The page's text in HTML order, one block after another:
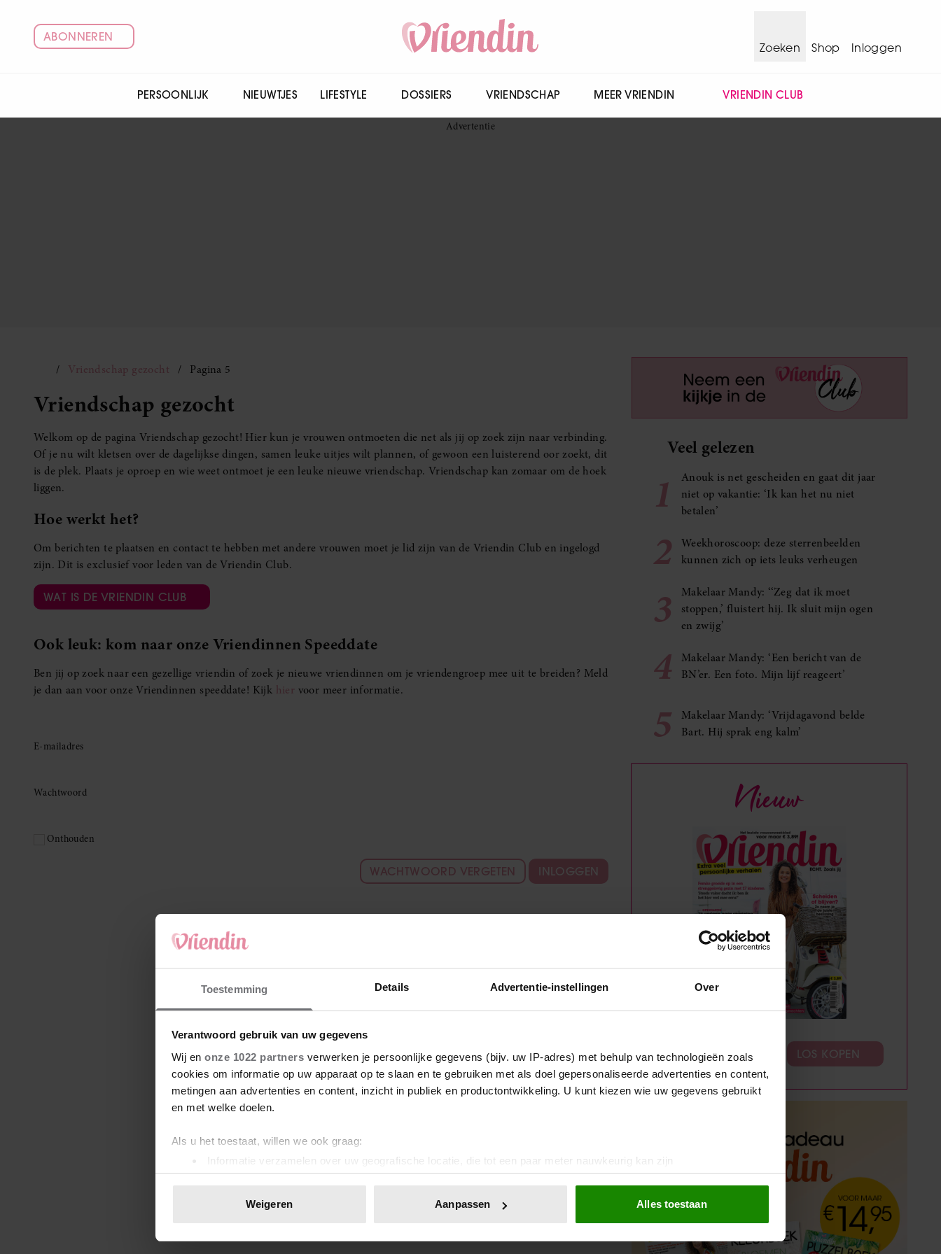
Toestemming Details Advertentie-instellingen Over
Verantwoord gebruik van uw gegevens
Wij en onze 1022 partners verwerken je persoonlijke gegevens (bijv. uw IP-adres) met behulp van technologieën zoals
cookies om informatie op uw apparaat op te slaan en te gebruiken met als doel gepersonaliseerde advertenties en content,
metingen aan advertenties en content, inzicht in publiek en productontwikkeling. U kunt kiezen wie uw gegevens gebruikt
en met welke doelen.
Als u het toestaat, willen we ook graag:
Informatie verzamelen over uw geografische locatie, die tot een paar meter nauwkeurig kan zijn
Uw apparaat identificeren door het actief te scannen op specifieke eigenschappen (fingerprinting)
toestemming op elk moment wijzigen of intrekken in de Cookieverklaring.
We gebruiken cookies om content en advertenties te personaliseren, om functies voor social media te bieden en om ons
Weigeren Aanpassen Alles toestaan
ABONNEREN
Zoeken
Shop Inloggen
PERSOONLIJK NIEUWTJES LIFESTYLE DOSSIERS VRIENDSCHAP MEER VRIENDIN VRIENDIN CLUB
Vriendschap gezocht Pagina 5
Vriendschap gezocht
Welkom op de pagina Vriendschap gezocht! Hier kun je vrouwen ontmoeten die net als jij op zoek zijn naar verbinding.
Of je nu wilt kletsen over de dagelijkse dingen, samen leuke uitjes wilt plannen, of gewoon een luisterend oor zoekt, dit
is de plek. Plaats je oproep en wie weet ontmoet je een leuke nieuwe vriendschap. Vriendschap kan zomaar om de hoek
liggen.
Hoe werkt het?
Om berichten te plaatsen en contact te hebben met andere vrouwen moet je lid zijn van de Vriendin Club en ingelogd
zijn. Dit is exclusief voor leden van de Vriendin Club.
WAT IS DE VRIENDIN CLUB
Ook leuk: kom naar onze Vriendinnen Speeddate
Ben jij op zoek naar een gezellige vriendin of zoek je nieuwe vriendinnen om je vriendengroep mee uit te breiden? Meld
je dan aan voor onze Vriendinnen speeddate! Kijk hier voor meer informatie.
E-mailadres
Wachtwoord
Onthouden
WACHTWOORD VERGETEN INLOGGEN
Veel gelezen
1
Anouk is net gescheiden en gaat dit jaar
niet op vakantie: ‘Ik kan het nu niet
betalen’
2
Weekhoroscoop: deze sterrenbeelden
kunnen zich op iets leuks verheugen
3
Makelaar Mandy: ‘‘Zeg dat ik moet
stoppen,’ fluistert hij. Ik sluit mijn ogen
en zwijg’
4
Makelaar Mandy: ‘Een bericht van de
BN’er. Een foto. Mijn lijf reageert’
5
Makelaar Mandy: ‘Vrijdagavond belde
Bart. Hij sprak eng kalm’
Nieuw
ABONNEREN LOS KOPEN